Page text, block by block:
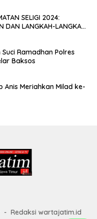
SELIGI 2024:
DAN LANGKAH-LANGKAH
Ramadhan Polres
Baksos
Anis Meriahkan Milad ke-
Redaksi wartajatim.id